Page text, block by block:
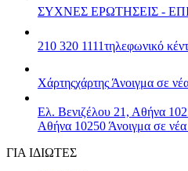
ΣΥΧΝΕΣ ΕΡΩΤΗΣΕΙΣ -
210 320 1111τηλεφωνικό
Χάρτηςχάρτης Άνοιγμα σε
Ελ. Βενιζέλου 21, Αθήνα
Αθήνα 10250 Άνοιγμα σε
ΓΙΑ ΙΔΙΩΤΕΣ